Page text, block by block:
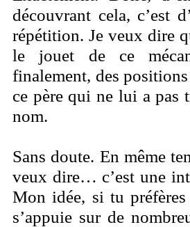
découvrant cela, c’est
répétition. Je veux dire
le jouet de ce
finalement, des
ce père qui ne lui a pas
nom.
Sans doute. En même
veux dire… c’est une
Mon idée, si tu
s’appuie sur de